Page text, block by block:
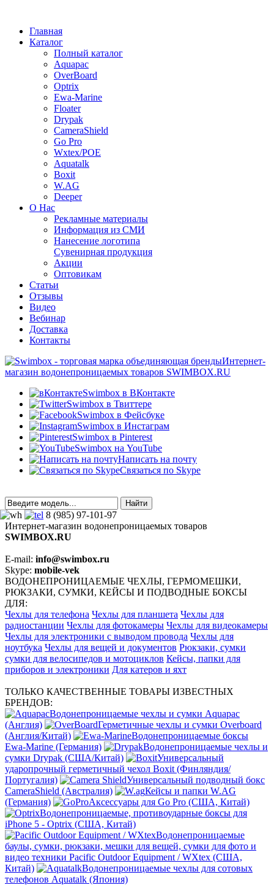
Главная
Каталог
Полный каталог
Aquapac
OverBoard
Optrix
Ewa-Marine
Floater
Drypak
CameraShield
Go Pro
Wxtex/POE
Aquatalk
Boxit
W.AG
Deeper
О Нас
Рекламные материалы
Информация из СМИ
Нанесение логотипа
Сувенирная продукция
Акции
Оптовикам
Статьи
Отзывы
Видео
Вебинар
Доставка
Контакты
Интернет-
магазин водонепроницаемых товаров SWIMBOX.RU
Swimbox в ВКонтакте
Swimbox в Твиттере
Swimbox в Фейсбуке
Swimbox в Инстаграм
Swimbox в Pinterest
Swimbox на YouTube
Написать на почту
Связаться по Skype
8 (985) 97-101-97
Интернет-магазин водонепроницаемых товаров
SWIMBOX.RU
E-mail: info@swimbox.ru
Skype: mobile-vek
ВОДОНЕПРОНИЦАЕМЫЕ ЧЕХЛЫ, ГЕРМОМЕШКИ,
РЮКЗАКИ, СУМКИ, КЕЙСЫ И ПОДВОДНЫЕ БОКСЫ
ДЛЯ:
Чехлы для телефона Чехлы для планшета Чехлы для
радиостанции Чехлы для фотокамеры Чехлы для видеокамеры
Чехлы для электроники с выводом провода Чехлы для
ноутбука Чехлы для вещей и документов Рюкзаки, сумки
сумки для велосипедов и мотоциклов Кейсы, папки для
приборов и электроники Для катеров и яхт
ТОЛЬКО КАЧЕСТВЕННЫЕ ТОВАРЫ ИЗВЕСТНЫХ
БРЕНДОВ:
Водонепроницаемые чехлы и сумки Aquapac
(Англия)
Герметичные чехлы и сумки Overboard
(Англия/Китай)
Водонепроницаемые боксы
Ewa-Marine (Германия)
Водонепроницаемые чехлы и
сумки Drypak (США/Китай)
Универсальный
ударопрочный герметичный чехол Boxit (Финляндия/
Португалия)
Универсальный подводный бокс
CameraShield (Австралия)
Кейсы и папки W.AG
(Германия)
Аксессуары для Go Pro (США, Китай)
Водонепроницаемые, противоударные боксы для
iPhone 5 - Optrix (США, Китай)
Водонепроницаемые
баулы, сумки, рюкзаки, мешки для вещей, сумки для фото и
видео техники Pacific Outdoor Equipment / WXtex (США,
Китай)
Водонепроницаемые чехлы для сотовых
телефонов Aquatalk (Япония)